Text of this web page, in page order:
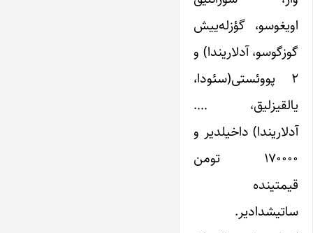
اویغوسو، گؤزله‌ییش
گوزگوسو، آدلاریندا) و
۲ پووئستی(سئودا،
یالقیزلیق، ….
آدلاریندا) داخیلدیر و
۱۷۰۰۰۰ تومن
قیمتینده
ساتیشدادیر.